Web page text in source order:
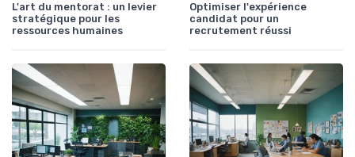
L'art du mentorat : un levier
stratégique pour les
ressources humaines
Optimiser l'expérience
candidat pour un
recrutement réussi